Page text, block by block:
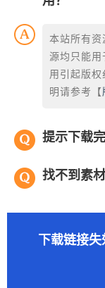
本站所有资
源均只能
用引起版
明请参考【
提示下载
找不到素
下载链接